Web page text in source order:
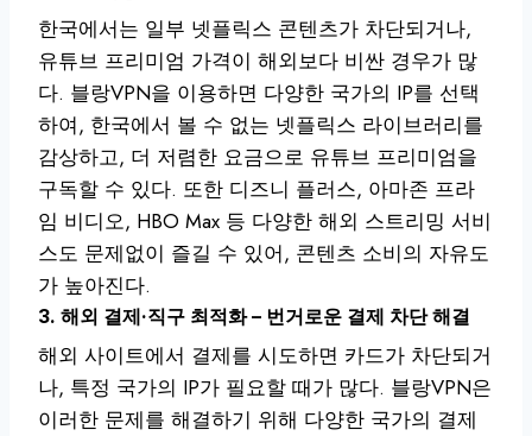
한국에서는 일부 넷플릭스 콘텐츠가 차단되거나,
유튜브 프리미엄 가격이 해외보다 비싼 경우가 많
다. 블랑VPN을 이용하면 다양한 국가의 IP를 선택
하여, 한국에서 볼 수 없는 넷플릭스 라이브러리를
감상하고, 더 저렴한 요금으로 유튜브 프리미엄을
구독할 수 있다. 또한 디즈니 플러스, 아마존 프라
임 비디오, HBO Max 등 다양한 해외 스트리밍 서비
스도 문제없이 즐길 수 있어, 콘텐츠 소비의 자유도
가 높아진다.
3. 해외 결제·직구 최적화 – 번거로운 결제 차단 해결
해외 사이트에서 결제를 시도하면 카드가 차단되거
나, 특정 국가의 IP가 필요할 때가 많다. 블랑VPN은
이러한 문제를 해결하기 위해 다양한 국가의 결제